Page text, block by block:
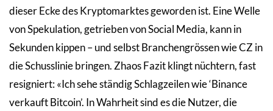
dieser Ecke des Kryptomarktes geworden ist. Eine Welle
von Spekulation, getrieben von Social Media, kann in
Sekunden kippen – und selbst Branchengrössen wie CZ in
die Schusslinie bringen. Zhaos Fazit klingt nüchtern, fast
resigniert: «Ich sehe ständig Schlagzeilen wie ‘Binance
verkauft Bitcoin’. In Wahrheit sind es die Nutzer, die